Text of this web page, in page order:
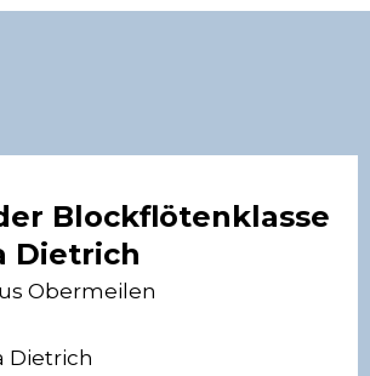
Blockflötenklasse
Dietrich
Obermeilen
Dietrich